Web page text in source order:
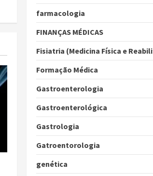
farmacologia
FINANÇAS MÉDICAS
Fisiatria (Medicina Física e
Formação Médica
Gastroenterologia
Gastroenterológica
Gastrologia
Gatroentorologia
genética